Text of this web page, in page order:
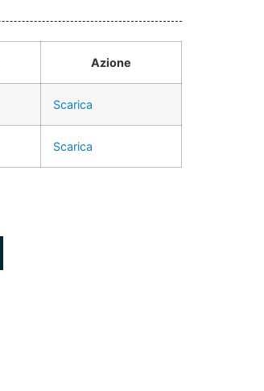
Azione
Scarica
Scarica